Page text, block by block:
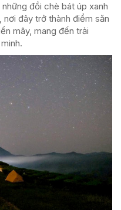
đồi chè bát úp xanh
đây trở thành điểm săn
mây, mang đến trải